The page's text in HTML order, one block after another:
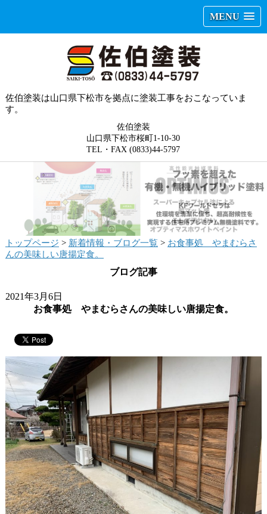
MENU
佐伯塗装は山口県下松市を拠点に塗装工事をおこなっていま
す。
佐伯塗装
山口県下松市桜町1-10-30
TEL・FAX (0833)44-5797
トップページ > 新着情報・ブログ一覧> お食事処 やまむらさ
んの美味しい唐揚定食。
ブログ記事
2021年3月6日
お食事処 やまむらさんの美味しい唐揚定食。